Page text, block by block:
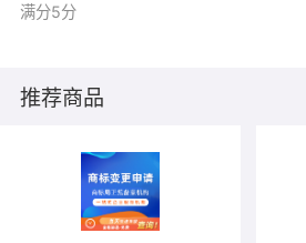
满分5分
推荐商品